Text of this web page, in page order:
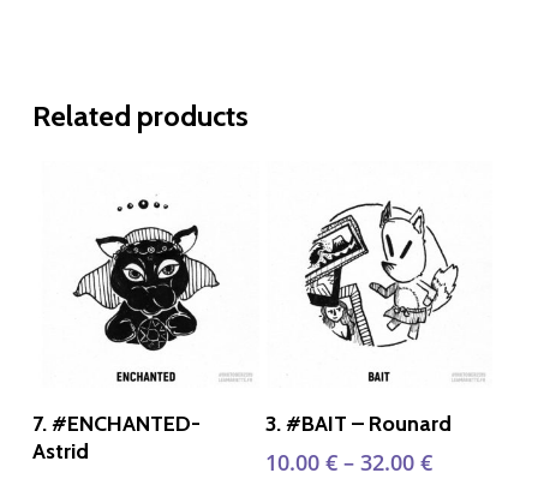
Related products
Select Options
7. #ENCHANTED-
Astrid
Select Options
3. #BAIT – Rounard
10.00€ –32.00€